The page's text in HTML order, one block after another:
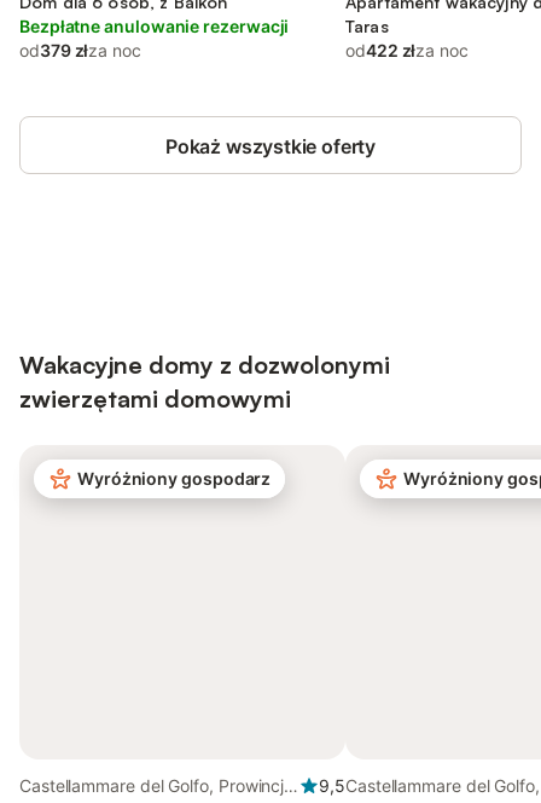
Bezpłatne anulowanie rezerwacji
od379 złza noc
Taras
od422 złza noc
Pokaż wszystkie oferty
Wakacyjne domy z dozwolonymi
zwierzętami domowymi
Wyróżniony gospodarz
Castellammare del Golfo, Prowincja
9,5
Wyróżniony
Castellammare del